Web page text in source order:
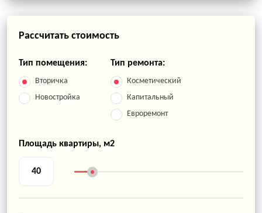
Рассчитать стоимость
Тип помещения:
Вторичка
Новостройка
Тип ремонта:
Косметический
Капитальный
Евроремонт
Площадь квартиры, м2